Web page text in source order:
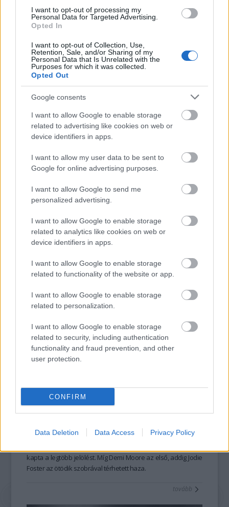
I want to opt-out of processing my
Personal Data for Targeted Advertising.
Opted In
I want to opt-out of Collection, Use,
Retention, Sale, and/or Sharing of my
Personal Data that Is Unrelated with the
Purposes for which it was collected.
Opted Out
Google consents
I want to allow Google to enable storage
related to advertising like cookies on web or
device identifiers in apps.
I want to allow my user data to be sent to
Google for online advertising purposes.
I want to allow Google to send me
personalized advertising.
I want to allow Google to enable storage
related to analytics like cookies on web or
device identifiers in apps.
I want to allow Google to enable storage
related to functionality of the website or app.
I want to allow Google to enable storage
related to personalization.
I want to allow Google to enable storage
related to security, including authentication
functionality and fraud prevention, and other
user protection.
CONFIRM
Data Deletion Data Access Privacy Policy
Ő az első nem amerikai származású színész, aki Matt
Murdockot, vagyis Daredevilt alakítja, pedig egészen addig
nem is ismerte a karaktert, amíg bele nem bújt a bőrébe.
tovább
Magyar illusztrátor készített posztert az új
Star Wars sorozathoz
Kárpáti Tibor alkotását beválogatták a régió legjobbjai közé
és egy hivatalos Star Wars oldal is megosztotta.
tovább
A magyar építészről szóló A brutalista
mellett A sógun és az Emilia Pérez aratott
2025. 01. 06.|Kultúrpart
kapta a legtöbb jelölést. MígDemi Moore az első, addig Jodie
Fosteraz ötödik szobrával térhetett haza.
tovább